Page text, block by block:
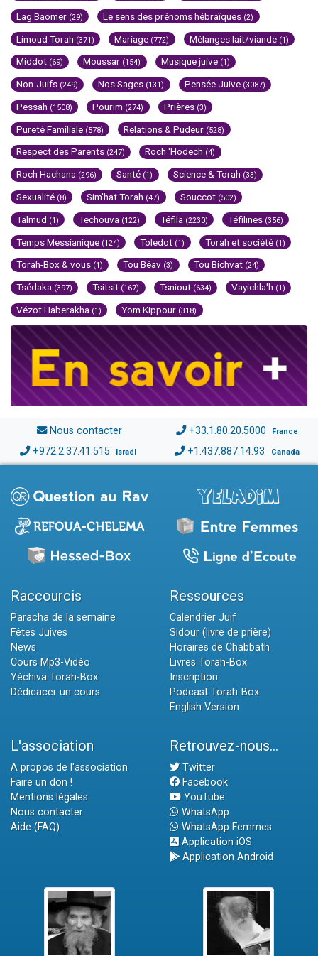
Lag Baomer (29) Le sens des prénoms hébraïques (2)
Limoud Torah (371) Mariage (772) Mélanges lait/viande (1)
Middot (69) Moussar (154) Musique juive (1)
Non-Juifs (249) Nos Sages (131) Pensée Juive (3087)
Pessah (1508) Pourim (274) Prières (3)
Pureté Familiale (578) Relations & Pudeur (528)
Respect des Parents (247) Roch 'Hodech (4)
Roch Hachana (296) Santé (1) Science & Torah (33)
Sexualité (8) Sim'hat Torah (47) Souccot (502)
Talmud (1) Techouva (122) Téfila (2230) Téfilines (356)
Temps Messianique (124) Toledot (1) Torah et société (1)
Torah-Box & vous (1) Tou Béav (3) Tou Bichvat (24)
Tsédaka (397) Tsitsit (167) Tsniout (634) Vayichla'h (1)
Vézot Haberakha (1) Yom Kippour (318)
Nous contacter +33.1.80.20.5000 France
+972.2.37.41.515 Israël +1.437.887.14.93 Canada
Raccourcis
Paracha de la semaine
Fêtes Juives
News
Cours Mp3-Vidéo
Yéchiva Torah-Box
Dédicacer un cours
Ressources
Calendrier Juif
Sidour (livre de prière)
Horaires de Chabbath
Livres Torah-Box
Inscription
Podcast Torah-Box
English Version
L'association
A propos de l'association
Faire un don !
Mentions légales
Nous contacter
Aide (FAQ)
Retrouvez-nous...
Twitter
Facebook
YouTube
WhatsApp
WhatsApp Femmes
Application iOS
Application Android